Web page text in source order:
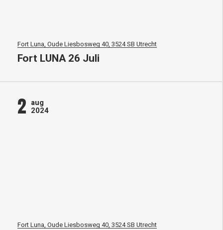
Fort Luna, Oude Liesbosweg 40, 3524 SB Utrecht
Fort LUNA 26 Juli
2 aug
2024
Fort Luna, Oude Liesbosweg 40, 3524 SB Utrecht